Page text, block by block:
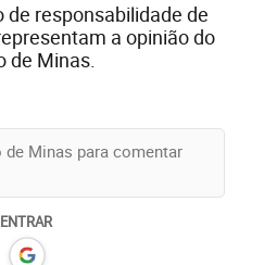
de responsabilidade de
a opinião do
de Minas.
ENTRAR